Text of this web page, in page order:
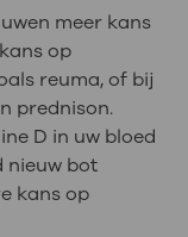
meer kans
op
reuma, of bij
prednison.
D in uw bloed
nieuw bot
kans op